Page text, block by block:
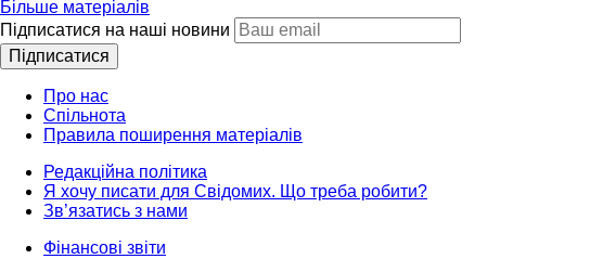
Більше матеріалів
Підписатися на наші новини
Підписатися
Про нас
Спільнота
Правила поширення матеріалів
Редакційна політика
Я хочу писати для Свідомих. Що треба робити?
Зв’язатись з нами
Фінансові звіти